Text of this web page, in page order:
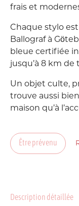
frais et
Chaque stylo est
Ballograf à
bleue certifiée
jusqu’à 8 km de
Un objet culte,
trouve aussi
maison qu’à
Être prévenu
Description détaillée